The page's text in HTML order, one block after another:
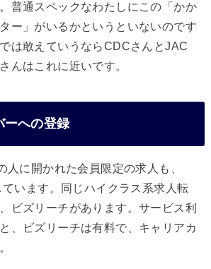
普通スペックなわたしにこの「かか
ー」がいるかというといないのです
は敢えていうならCDCさんとJAC
んはこれに近いです。
ーへの登録
人に開かれた会員限定の求人も、
います。同じハイクラス系求人転
ビズリーチがあります。サービス利
、ビズリーチは有料で、キャリアカ